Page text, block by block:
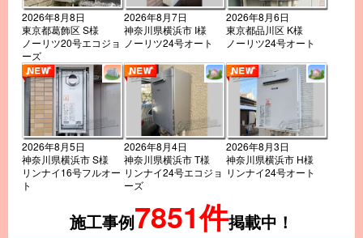
2026年8月8日
東京都葛飾区 S様
ノーリツ20号エコジョ
ーズ
2026年8月7日
神奈川県横浜市 I様
ノーリツ24号オート
2026年8月6日
東京都品川区 K様
ノーリツ24号オート
2026年8月5日
神奈川県横浜市 S様
リンナイ16号フルオー
ト
2026年8月4日
神奈川県横浜市 T様
リンナイ24号エコジョ
ーズ
2026年8月3日
神奈川県横浜市 H様
リンナイ24号オート
施工事例7851件掲載中！